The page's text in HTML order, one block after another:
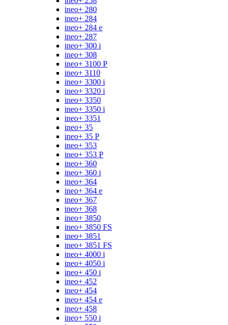
ineo+ 280
ineo+ 284
ineo+ 284 e
ineo+ 287
ineo+ 300 i
ineo+ 308
ineo+ 3100 P
ineo+ 3110
ineo+ 3300 i
ineo+ 3320 i
ineo+ 3350
ineo+ 3350 i
ineo+ 3351
ineo+ 35
ineo+ 35 P
ineo+ 353
ineo+ 353 P
ineo+ 360
ineo+ 360 i
ineo+ 364
ineo+ 364 e
ineo+ 367
ineo+ 368
ineo+ 3850
ineo+ 3850 FS
ineo+ 3851
ineo+ 3851 FS
ineo+ 4000 i
ineo+ 4050 i
ineo+ 450 i
ineo+ 452
ineo+ 454
ineo+ 454 e
ineo+ 458
ineo+ 550 i